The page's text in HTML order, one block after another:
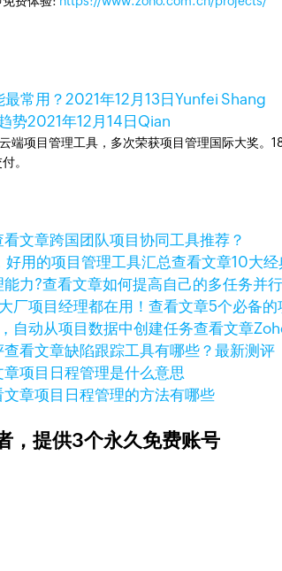
最常用？2021年12月13日Yunfei Shang
势2021年12月14日 Qian
端项目管理工具，多次荣获项目管理国际大奖
。
看文章跨国团队项目协同工具推荐？
查看文章10大
查看文章如何提高自己的多任务并
查看文章5个必备的
查看文章
查看文章缺陷跟踪工具有哪些？最新测评
章项目日程管理是什么意思
文章项目日程管理的方法有哪些
，提供3个永久免费账号